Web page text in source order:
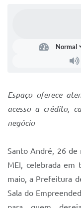
Lei de acesso à
Mobilidade Urbana
Ouvidoria da Cidade
Parque Escola
Portal da Educação
Quadra Fiscal
Espaço oferece
acesso a crédito,
negócio
Santo André, 26 de
MEI, celebrada
maio, a Prefeitura
Sala do